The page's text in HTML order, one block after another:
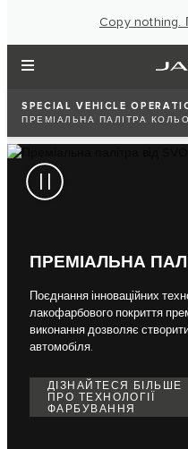
Copy nothing.
SPECIAL VEHICLE
ПРЕМІАЛЬНА ПАЛІТРА
ПРЕМІАЛЬНА
Поєднання інноваційних
лакофарбового покриття
виконання дозволяє
автомобіля.
ДІЗНАЙТЕСЯ БІЛЬШЕ
ПРО ТЕХНОЛОГІЇ
ФАРБУВАННЯ